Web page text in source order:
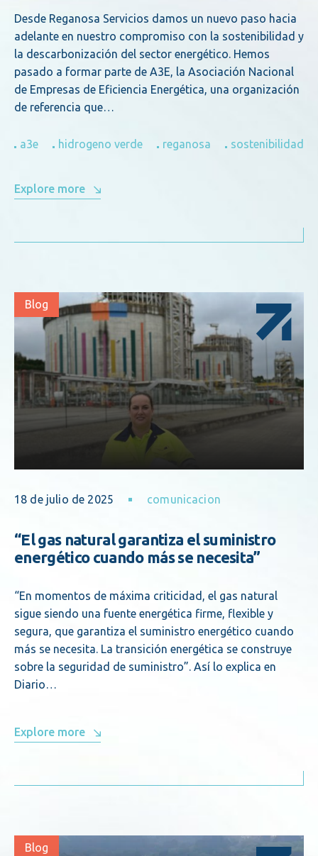
Desde Reganosa Servicios damos un nuevo paso hacia
adelante en nuestro compromiso con la sostenibilidad y
la descarbonización del sector energético. Hemos
pasado a formar parte de A3E, la Asociación Nacional
de Empresas de Eficiencia Energética, una organización
de referencia que…
a3e hidrogeno verde reganosa sostenibilidad
Explore more
Blog
18 de julio de 2025 comunicacion
“El gas natural garantiza el suministro
energético cuando más se necesita”
“En momentos de máxima criticidad, el gas natural
sigue siendo una fuente energética firme, flexible y
segura, que garantiza el suministro energético cuando
más se necesita. La transición energética se construye
sobre la seguridad de suministro”. Así lo explica en
Diario…
Explore more
Blog